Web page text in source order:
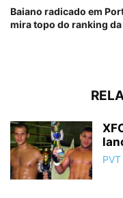
Baiano radicado em
mira topo do ranking da
PVT